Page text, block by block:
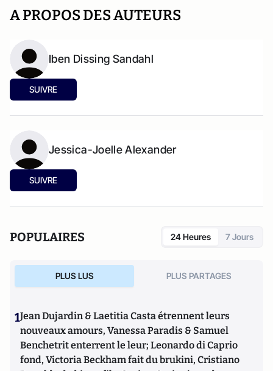
A PROPOS DES AUTEURS
Iben Dissing Sandahl
SUIVRE
Jessica-Joelle Alexander
SUIVRE
POPULAIRES 24 Heures 7 Jours
PLUS LUS PLUS PARTAGES
1Jean Dujardin & Laetitia Casta étrennent leurs
nouveaux amours, Vanessa Paradis & Samuel
Benchetrit enterrent le leur; Leonardo di Caprio
fond, Victoria Beckham fait du brukini, Cristiano